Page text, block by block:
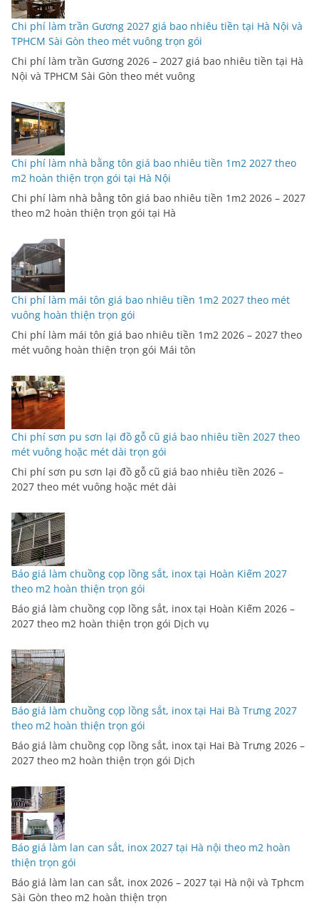
Chi phí làm trần Gương 2027 giá bao nhiêu tiền tại Hà Nội và
TPHCM Sài Gòn theo mét vuông trọn gói
Chi phí làm trần Gương 2026 – 2027 giá bao nhiêu tiền tại Hà
Nội và TPHCM Sài Gòn theo mét vuông
Chi phí làm nhà bằng tôn giá bao nhiêu tiền 1m2 2027 theo
m2 hoàn thiện trọn gói tại Hà Nội
Chi phí làm nhà bằng tôn giá bao nhiêu tiền 1m2 2026 – 2027
theo m2 hoàn thiện trọn gói tại Hà
Chi phí làm mái tôn giá bao nhiêu tiền 1m2 2027 theo mét
vuông hoàn thiện trọn gói
Chi phí làm mái tôn giá bao nhiêu tiền 1m2 2026 – 2027 theo
mét vuông hoàn thiện trọn gói Mái tôn
Chi phí sơn pu sơn lại đồ gỗ cũ giá bao nhiêu tiền 2027 theo
mét vuông hoặc mét dài trọn gói
Chi phí sơn pu sơn lại đồ gỗ cũ giá bao nhiêu tiền 2026 –
2027 theo mét vuông hoặc mét dài
Báo giá làm chuồng cọp lồng sắt, inox tại Hoàn Kiếm 2027
theo m2 hoàn thiện trọn gói
Báo giá làm chuồng cọp lồng sắt, inox tại Hoàn Kiếm 2026 –
2027 theo m2 hoàn thiện trọn gói Dịch vụ
Báo giá làm chuồng cọp lồng sắt, inox tại Hai Bà Trưng 2027
theo m2 hoàn thiện trọn gói
Báo giá làm chuồng cọp lồng sắt, inox tại Hai Bà Trưng 2026 –
2027 theo m2 hoàn thiện trọn gói Dịch
Báo giá làm lan can sắt, inox 2027 tại Hà nội theo m2 hoàn
thiện trọn gói
Báo giá làm lan can sắt, inox 2026 – 2027 tại Hà nội và Tphcm
Sài Gòn theo m2 hoàn thiện trọn